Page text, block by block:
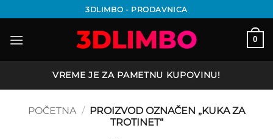
na
sadržaj
3DLIMBO - PRODAVNICA
0
VREME JE ZA PAMETNU KUPOVINU!
POČETNA / PROIZVOD OZNAČEN „KUKA ZA
TROTINET“